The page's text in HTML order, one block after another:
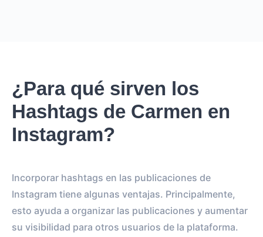
¿Para qué sirven los
Hashtags de Carmen en
Instagram?
Incorporar hashtags en las publicaciones de
Instagram tiene algunas ventajas. Principalmente,
esto ayuda a organizar las publicaciones y aumentar
su visibilidad para otros usuarios de la plataforma.